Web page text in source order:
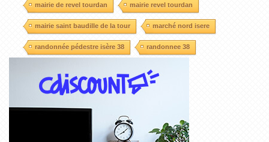
mairie de revel tourdan mairie revel tourdan
mairie saint baudille de la tour marché nord isere
randonnée pédestre isère 38 randonnee 38